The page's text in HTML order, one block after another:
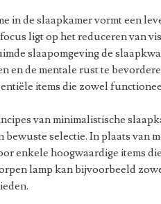
in de slaapkamer vormt een
ligt op het reduceren van
slaapomgeving de
en de mentale rust te
items die zowel
van minimalistische
bewuste selectie. In plaats van
enkele hoogwaardige items
lamp kan bijvoorbeeld